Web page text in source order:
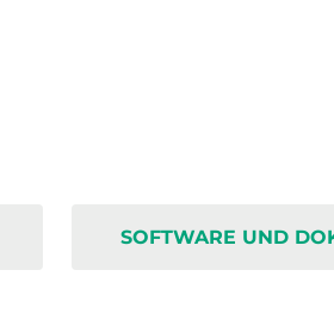
SOFTWARE UND